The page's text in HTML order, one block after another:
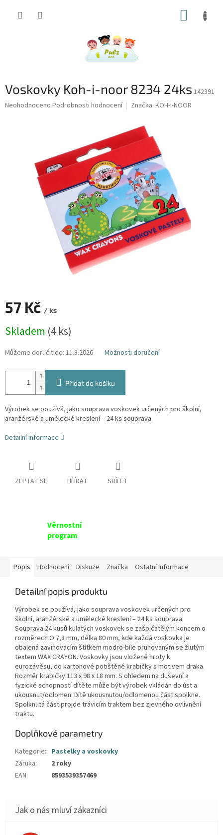
Voskovky Koh-i-noor 8234 24ks 142391
Průměrné
hvězdiček.
Neohodnoceno Podrobnosti hodnocení Značka: KOH-I-NOOR
57 Kč / ks
cena:
Skladem (4 ks)
Můžeme doručit do: 11.8.2026 Možnosti doručení
Přidat do košíku
Výrobek se používá, jako souprava voskovek určených pro školní,
aranžérské a umělecké kreslení – 24 ks souprava.
Detailní informace
ZEPTAT SE HLÍDAT SDÍLET
Věrnostní
program
Popis Hodnocení Diskuze Značka Ostatní informace
Detailní popis produktu
Výrobek se používá, jako souprava voskovek určených pro
školní, aranžérské a umělecké kreslení – 24 ks souprava.
Souprava 24 kusů kulatých voskovek se zašpičatělým koncem o
rozměrech O 7,8 mm, délka 80 mm, kde každá voskovka je
obalená zavinovacím štítkem modro-bíle pruhovaným se žlutým
textem WAX CRAYON. Voskovky jsou vložené hroty k
eurozávěsu, do kartonové potištěné krabičky s motivem draka.
Rozměr krabičky 113 x 98 x 18 mm. S ohledem na duševní a
fyzické schopností dítěte může být výrobek vkládán do úst a
ukousnut/odlomen. Dítě ukousnutou/odlomenou část spolkne.
Spolknutá část projde trávicím traktem bez zjevného ovlivnění
traktu.
Doplňkové parametry
Kategorie: Pastelky a voskovky
Záruka:
2 roky
EAN: 8593539357469